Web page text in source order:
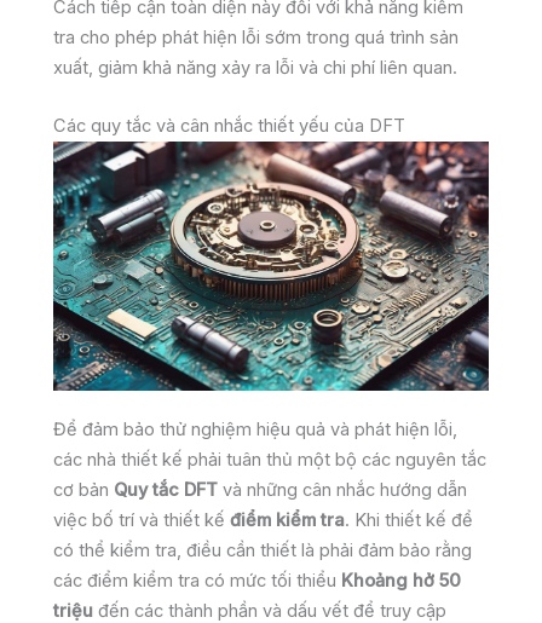
Cách tiếp cận toàn diện này đối với khả năng kiểm
tra cho phép phát hiện lỗi sớm trong quá trình sản
xuất, giảm khả năng xảy ra lỗi và chi phí liên quan.
Các quy tắc và cân nhắc thiết yếu của DFT
Để đảm bảo thử nghiệm hiệu quả và phát hiện lỗi,
các nhà thiết kế phải tuân thủ một bộ các nguyên tắc
cơ bản Quy tắc DFT và những cân nhắc hướng dẫn
việc bố trí và thiết kế điểm kiểm tra. Khi thiết kế để
có thể kiểm tra, điều cần thiết là phải đảm bảo rằng
các điểm kiểm tra có mức tối thiểu Khoảng hở 50
triệu đến các thành phần và dấu vết để truy cập